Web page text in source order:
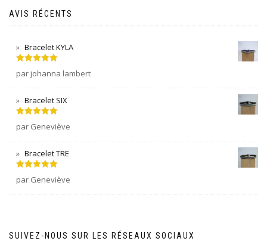
AVIS RÉCENTS
Bracelet KYLA
sur
5
par johanna lambert
Bracelet SIX
5
par Geneviève
Bracelet TRE
5
par Geneviève
SUIVEZ-NOUS SUR LES RÉSEAUX SOCIAUX